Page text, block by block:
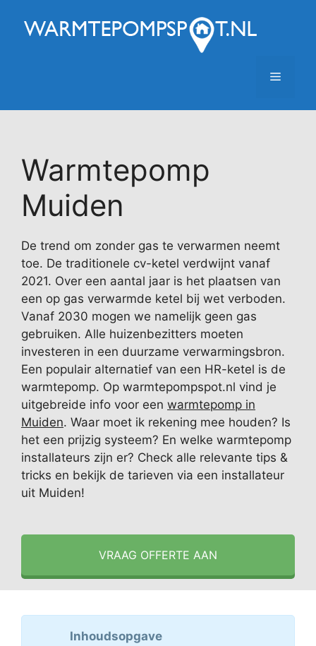
naar
Menu
Warmtepomp
Muiden
De trend om zonder gas te verwarmen neemt
toe. De traditionele cv-ketel verdwijnt vanaf
2021. Over een aantal jaar is het plaatsen van
een op gas verwarmde ketel bij wet verboden.
Vanaf 2030 mogen we namelijk geen gas
gebruiken. Alle huizenbezitters moeten
investeren in een duurzame verwarmingsbron.
Een populair alternatief van een HR-ketel is de
warmtepomp. Op warmtepompspot.nl vind je
uitgebreide info voor een warmtepomp in
Muiden. Waar moet ik rekening mee houden? Is
het een prijzig systeem? En welke warmtepomp
installateurs zijn er? Check alle relevante tips &
tricks en bekijk de tarieven via een installateur
uit Muiden!
VRAAG OFFERTE AAN
Inhoudsopgave